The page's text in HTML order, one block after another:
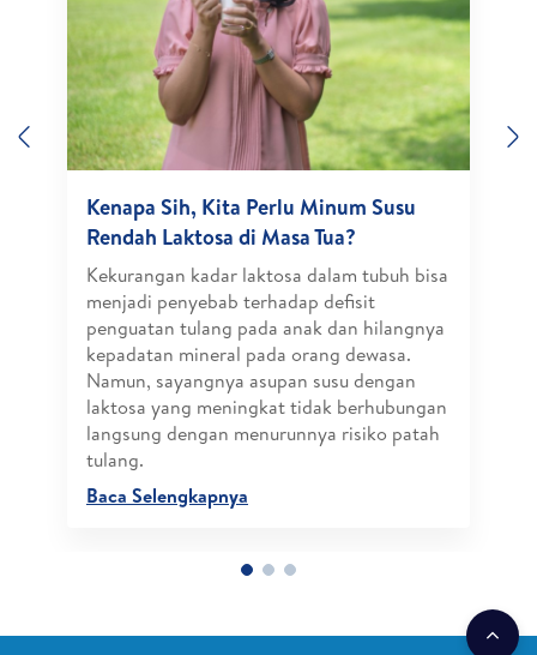
Previous
Kenapa Sih, Kita Perlu Minum Susu
Rendah Laktosa di Masa Tua?
Kekurangan kadar laktosa dalam tubuh bisa
menjadi penyebab terhadap defisit
penguatan tulang pada anak dan hilangnya
kepadatan mineral pada orang dewasa.
Namun, sayangnya asupan susu dengan
laktosa yang meningkat tidak berhubungan
langsung dengan menurunnya risiko patah
tulang.
Baca Selengkapnya